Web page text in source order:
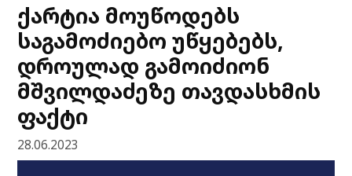
ქარტია მოუწოდებს
საგამოძიებო უწყებებს,
დროულად გამოიძიონ
მშვილდაძეზე თავდასხმის
ფაქტი
28.06.2023